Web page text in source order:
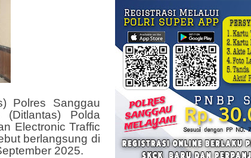
Polres Sanggau
Polda
Electronic Traffic
berlangsung di
2025.